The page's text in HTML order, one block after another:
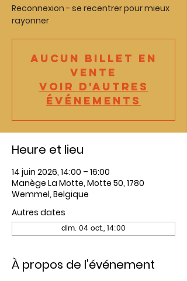
Reconnexion - se recentrer pour mieux
rayonner
Aucun billet en
vente
Voir d'autres
événements
Heure et lieu
14 juin 2026, 14:00 – 16:00
Manège La Motte, Motte 50, 1780
Wemmel, Belgique
Autres dates
dim. 04 oct., 14:00
À propos de l'événement